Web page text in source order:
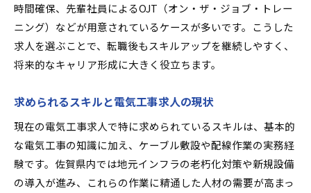
時間確保、先輩社員によるOJT（オン・ザ・ジョブ・トレー
ニング）などが用意されているケースが多いです。こうした
求人を選ぶことで、転職後もスキルアップを継続しやすく、
将来的なキャリア形成に大きく役立ちます。
求められるスキルと電気工事求人の現状
現在の電気工事求人で特に求められているスキルは、基本的
な電気工事の知識に加え、ケーブル敷設や配線作業の実務経
験です。佐賀県内では地元インフラの老朽化対策や新規設備
の導入が進み、これらの作業に精通した人材の需要が高まっ